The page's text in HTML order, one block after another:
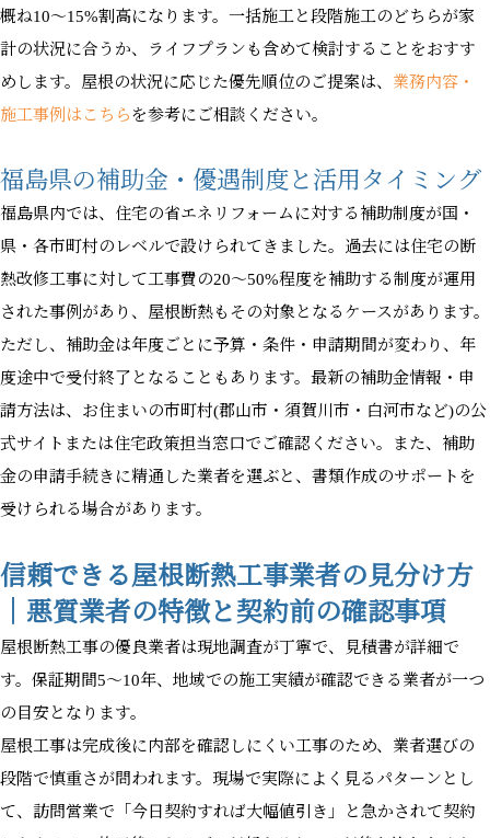
概ね10〜15%割高になります。一括施工と段階施工のどちらが家
計の状況に合うか、ライフプランも含めて検討することをおすす
めします。屋根の状況に応じた優先順位のご提案は、 業務内容・
施工事例はこちらを参考にご相談ください。
福島県の補助金・優遇制度と活用タイミング
福島県内では、住宅の省エネリフォームに対する補助制度が国・
県・各市町村のレベルで設けられてきました。過去には住宅の断
熱改修工事に対して工事費の20〜50%程度を補助する制度が運用
された事例があり、屋根断熱もその対象となるケースがあります。
ただし、補助金は年度ごとに予算・条件・申請期間が変わり、年
度途中で受付終了となることもあります。最新の補助金情報・申
請方法は、お住まいの市町村(郡山市・須賀川市・白河市など)の公
式サイトまたは住宅政策担当窓口でご確認ください。また、補助
金の申請手続きに精通した業者を選ぶと、書類作成のサポートを
受けられる場合があります。
信頼できる屋根断熱工事業者の見分け方
｜悪質業者の特徴と契約前の確認事項
屋根断熱工事の優良業者は現地調査が丁寧で、見積書が詳細で
す。保証期間5〜10年、地域での施工実績が確認できる業者が一つ
の目安となります。
屋根工事は完成後に内部を確認しにくい工事のため、業者選びの
段階で慎重さが問われます。現場で実際によく見るパターンとし
て、訪問営業で「今日契約すれば大幅値引き」と急かされて契約